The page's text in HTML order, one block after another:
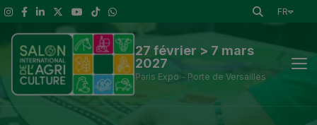
FR
27 février > 7 mars
2027
Paris Expo - Porte de Versailles